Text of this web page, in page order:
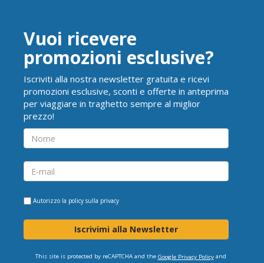
Vuoi ricevere
promozioni esclusive?
Iscriviti alla nostra newsletter gratuita e ricevi
promozioni esclusive, sconti e offerte in anteprima
per viaggiare in traghetto sempre al miglior
prezzo!
Autorizzo la policy sulla privacy
Iscrivimi alla Newsletter
This site is protected by reCAPTCHA and the Google Privacy Policyand